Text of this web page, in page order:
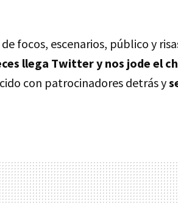
focos, escenarios, público y
llega Twitter y nos jode el
con patrocinadores detrás y